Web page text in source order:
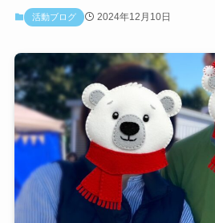
活動ブログ 2024年12月10日